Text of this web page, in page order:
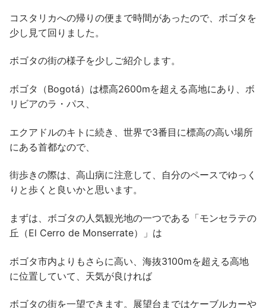
コスタリカへの帰りの便まで時間があったので、ボゴタを
少し見て回りました。
ボゴタの街の様子を少しご紹介します。
ボゴタ（Bogotá）は標高2600mを超える高地にあり、ボ
リビアのラ・パス、
エクアドルのキトに続き、世界で3番目に標高の高い場所
にある首都なので、
街歩きの際は、高山病に注意して、自分のペースでゆっく
りと歩くと良いかと思います。
まずは、ボゴタの人気観光地の一つである「モンセラテの
丘（El Cerro de Monserrate）」は
ボゴタ市内よりもさらに高い、海抜3100mを超える高地
に位置していて、天気が良ければ
ボゴタの街を一望できます。展望台まではケーブルカーや